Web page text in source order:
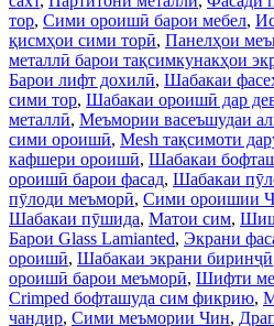
тор, Сими ороишӣ барои мебел,
қисмҳои сими торӣ, Панелҳои
металлӣ барои тақсимкунакҳои
Барои лифт дохилӣ, Шабакаи
сими тор, Шабакаи ороишӣ дар
металлӣ, Меъмории васеъшудаи
сими ороишӣ, Mesh тақсимоти
кафшери ороишӣ, Шабакаи
ороишӣ барои фасад, Шабакаи
пӯлоди меъморӣ, Сими ороишии
Шабакаи пӯшида, Матои сим,
Барои Glass Lamianted, Экрани
ороишӣ, Шабакаи экрани биринҷӣ
ороишӣ барои меъморӣ, Шифти
Crimped бофташуда сим фикрию,
чандир, Сими меъмории Чин,